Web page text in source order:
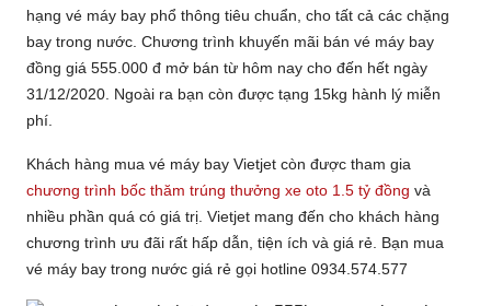
hạng vé máy bay phổ thông tiêu chuẩn, cho tất cả các chặng
bay trong nước. Chương trình khuyến mãi bán vé máy bay
đồng giá 555.000 đ mở bán từ hôm nay cho đến hết ngày
31/12/2020. Ngoài ra bạn còn được tạng 15kg hành lý miễn
phí.
Khách hàng mua vé máy bay Vietjet còn được tham gia
chương trình bốc thăm trúng thưởng xe oto 1.5 tỷ đồng và
nhiều phần quá có giá trị. Vietjet mang đến cho khách hàng
chương trình ưu đãi rất hấp dẫn, tiện ích và giá rẻ. Bạn mua
vé máy bay trong nước giá rẻ gọi hotline 0934.574.577